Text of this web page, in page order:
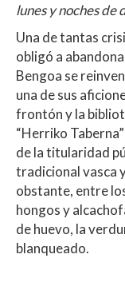
lunes y noches de
Una de tantas
obligó a
Bengoa se
una de sus
frontón y la
“Herriko
de la titularidad
tradicional vasca
obstante, entre
hongos y
de huevo, la
blanqueado.